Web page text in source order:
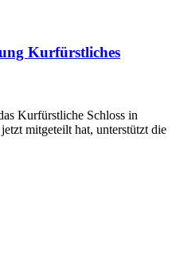
Kurfürstliches
Kurfürstliche Schloss in
mitgeteilt hat, unterstützt die